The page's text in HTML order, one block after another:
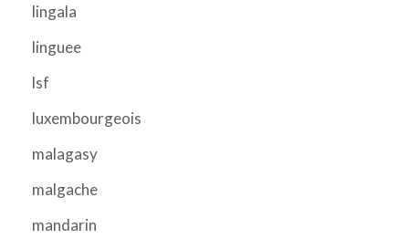
lingala
linguee
lsf
luxembourgeois
malagasy
malgache
mandarin